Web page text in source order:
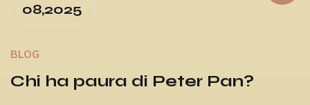
08,2025
BLOG
Chi ha paura di Peter Pan?